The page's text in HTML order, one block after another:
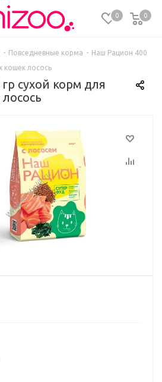
0 0
- Повседневные корма - Наш Рацион 400
кошек лосось
сухой корм для